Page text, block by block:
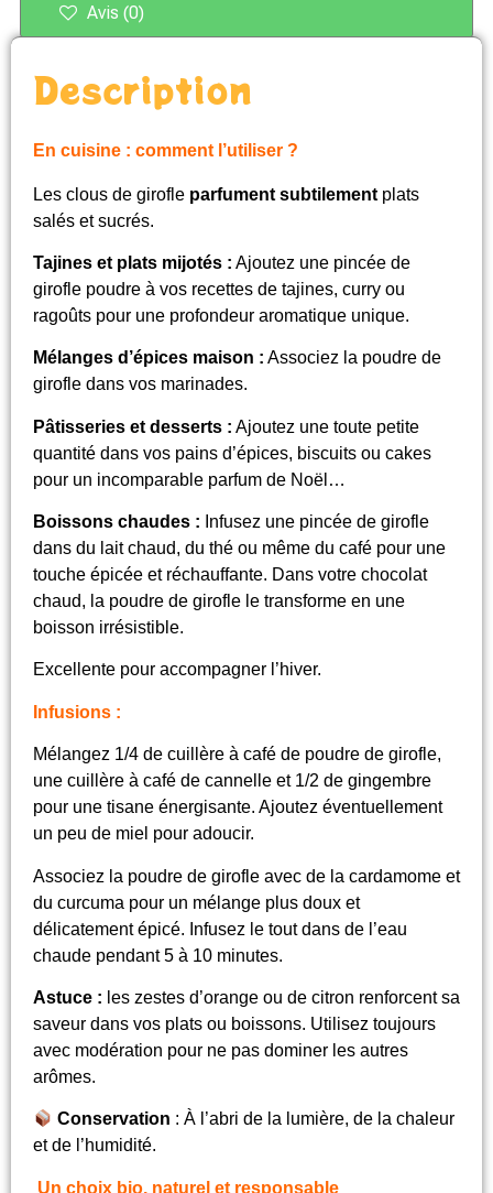
Avis (0)
Description
En cuisine : comment l’utiliser ?
Les clous de girofle parfument subtilement plats
salés et sucrés.
Tajines et plats mijotés : Ajoutez une pincée de
girofle poudre à vos recettes de tajines, curry ou
ragoûts pour une profondeur aromatique unique.
Mélanges d’épices maison : Associez la poudre de
girofle dans vos marinades.
Pâtisseries et desserts : Ajoutez une toute petite
quantité dans vos pains d’épices, biscuits ou cakes
pour un incomparable parfum de Noël…
Boissons chaudes : Infusez une pincée de girofle
dans du lait chaud, du thé ou même du café pour une
touche épicée et réchauffante. Dans votre chocolat
chaud, la poudre de girofle le transforme en une
boisson irrésistible.
Excellente pour accompagner l’hiver.
Infusions :
Mélangez 1/4 de cuillère à café de poudre de girofle,
une cuillère à café de cannelle et 1/2 de gingembre
pour une tisane énergisante. Ajoutez éventuellement
un peu de miel pour adoucir.
Associez la poudre de girofle avec de la cardamome et
du curcuma pour un mélange plus doux et
délicatement épicé. Infusez le tout dans de l’eau
chaude pendant 5 à 10 minutes.
Astuce : les zestes d’orange ou de citron renforcent sa
saveur dans vos plats ou boissons. Utilisez toujours
avec modération pour ne pas dominer les autres
arômes.
Conservation : À l’abri de la lumière, de la chaleur
et de l’humidité.
Un choix bio, naturel et responsable